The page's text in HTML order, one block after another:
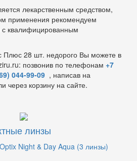
лекарственным средством,
применения рекомендуем
с квалифицированным
Плюс 28 шт. недорого Вы можете в
позвонив по телефонам +7
044-99-09 , написав на
через корзину на сайте.
линзы